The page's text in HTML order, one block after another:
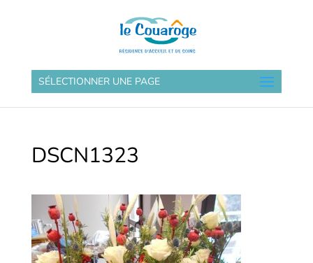
SÉLECTIONNER UNE PAGE
DSCN1323